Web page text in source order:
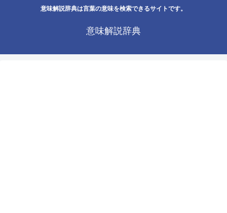
意味解説辞典は言葉の意味を検索できるサイトです。
意味解説辞典